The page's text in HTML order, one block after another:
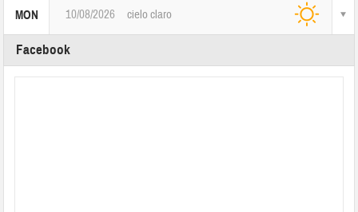
MON 10/08/2026 cielo claro
Facebook